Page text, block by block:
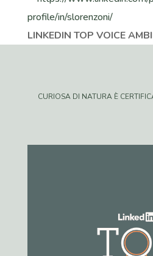
LINKEDIN TOP VOICE
CURIOSA DI NATURA È